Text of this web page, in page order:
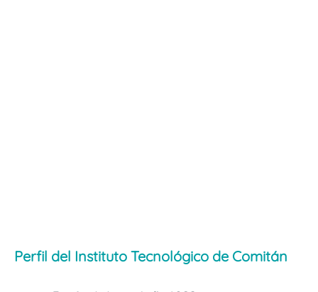
Perfil del Instituto Tecnológico de Comitán